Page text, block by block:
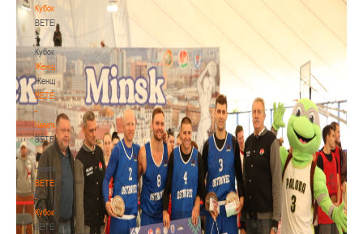
Кубок
BETERA
-
Кубок
Женщины
Женщины
BETERA
-
Чемпионат
BETERA
-
Чемпионат
BETERA
-
Кубок
BETERA